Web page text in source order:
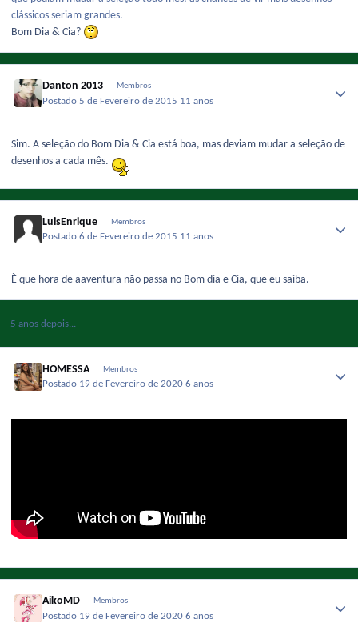
clássicos seriam grandes.
Bom Dia & Cia?
Danton 2013 Membros
Postado 5 de Fevereiro de 2015 11 anos
Sim. A seleção do Bom Dia & Cia está boa, mas deviam mudar a seleção de
desenhos a cada mês.
LuisEnrique Membros
Postado6 de Fevereiro de 2015 11 anos
È que hora de aaventura não passa no Bom dia e Cia, que eu saiba.
5 anos depois...
HOMESSA Membros
Postado 19 de Fevereiro de 20206 anos
AikoMD Membros
Postado 19 de Fevereiro de 20206 anos